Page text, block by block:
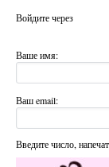
Войдите через
Ваше имя:
Ваш email:
Введите число,